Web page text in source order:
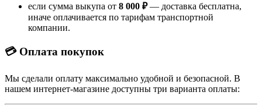
если сумма выкупа от 8 000 ₽— доставка бесплатна,
иначе оплачивается по тарифам транспортной
компании.
💳 Оплата покупок
Мы сделали оплату максимально удобной и безопасной. В
нашем интернет-магазине доступны три варианта оплаты: